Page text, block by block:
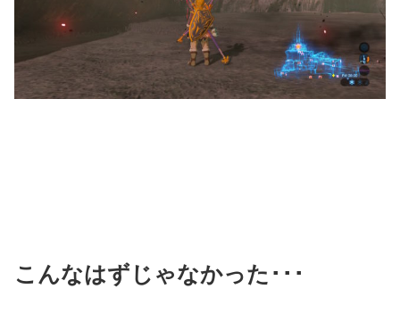
こんなはずじゃなかった･･･